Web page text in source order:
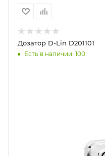
Дозатор D-Lin D201101
Есть в наличии: 100